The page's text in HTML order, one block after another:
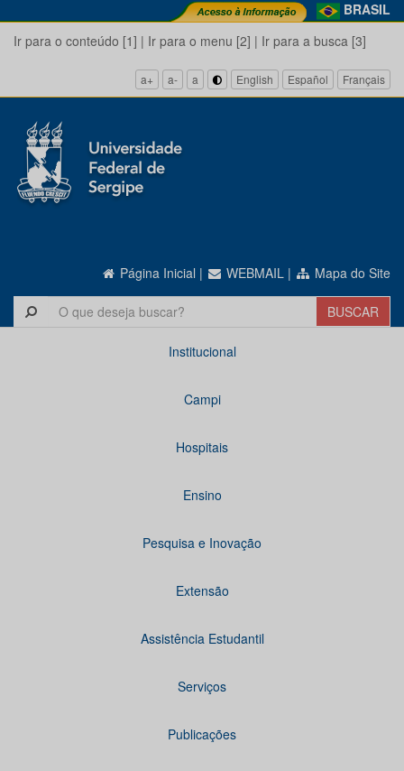
BRASIL
Ir para o conteúdo [1] | Ir para o menu [2] | Ir para a busca [3]
a+ a- a English Español Français
Página Inicial | WEBMAIL | Mapa do Site
Institucional
Campi
Hospitais
Ensino
Pesquisa e Inovação
Extensão
Assistência Estudantil
Serviços
Publicações